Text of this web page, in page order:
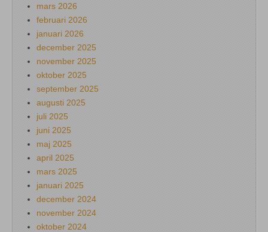
mars 2026
februari 2026
januari 2026
december 2025
november 2025
oktober 2025
september 2025
augusti 2025
juli 2025
juni 2025
maj 2025
april 2025
mars 2025
januari 2025
december 2024
november 2024
oktober 2024